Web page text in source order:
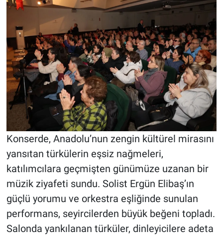
Konserde, Anadolu’nun zengin kültürel mirasını
yansıtan türkülerin eşsiz nağmeleri,
katılımcılara geçmişten günümüze uzanan bir
müzik ziyafeti sundu. Solist Ergün Elibaş’ın
güçlü yorumu ve orkestra eşliğinde sunulan
performans, seyircilerden büyük beğeni topladı.
Salonda yankılanan türküler, dinleyicilere adeta